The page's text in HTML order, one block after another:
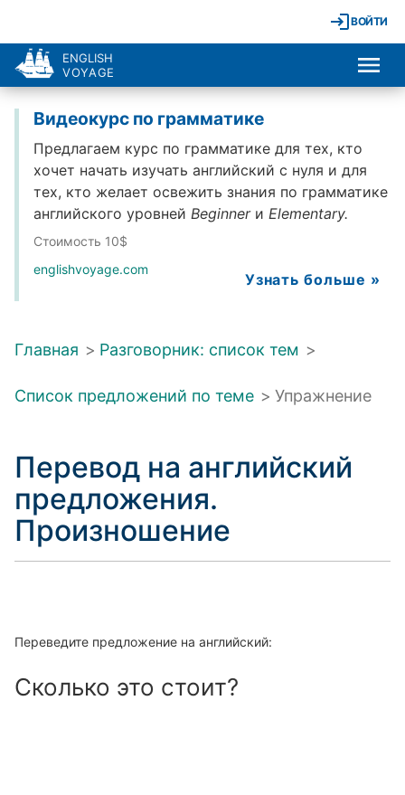
ВОЙТИ
ENGLISH
VOYAGE
Видеокурс по грамматике
Предлагаем курс по грамматике для тех, кто
хочет начать изучать английский с нуля и для
тех, кто желает освежить знания по грамматике
английского уровней Beginnerи Elementary.
Стоимость 10$
englishvoyage.com
Узнать больше »
Главная > Разговорник: список тем >
Список предложений по теме > Упражнение
Перевод на английский
предложения.
Произношение
Переведите предложение на английский:
Сколько это стоит?